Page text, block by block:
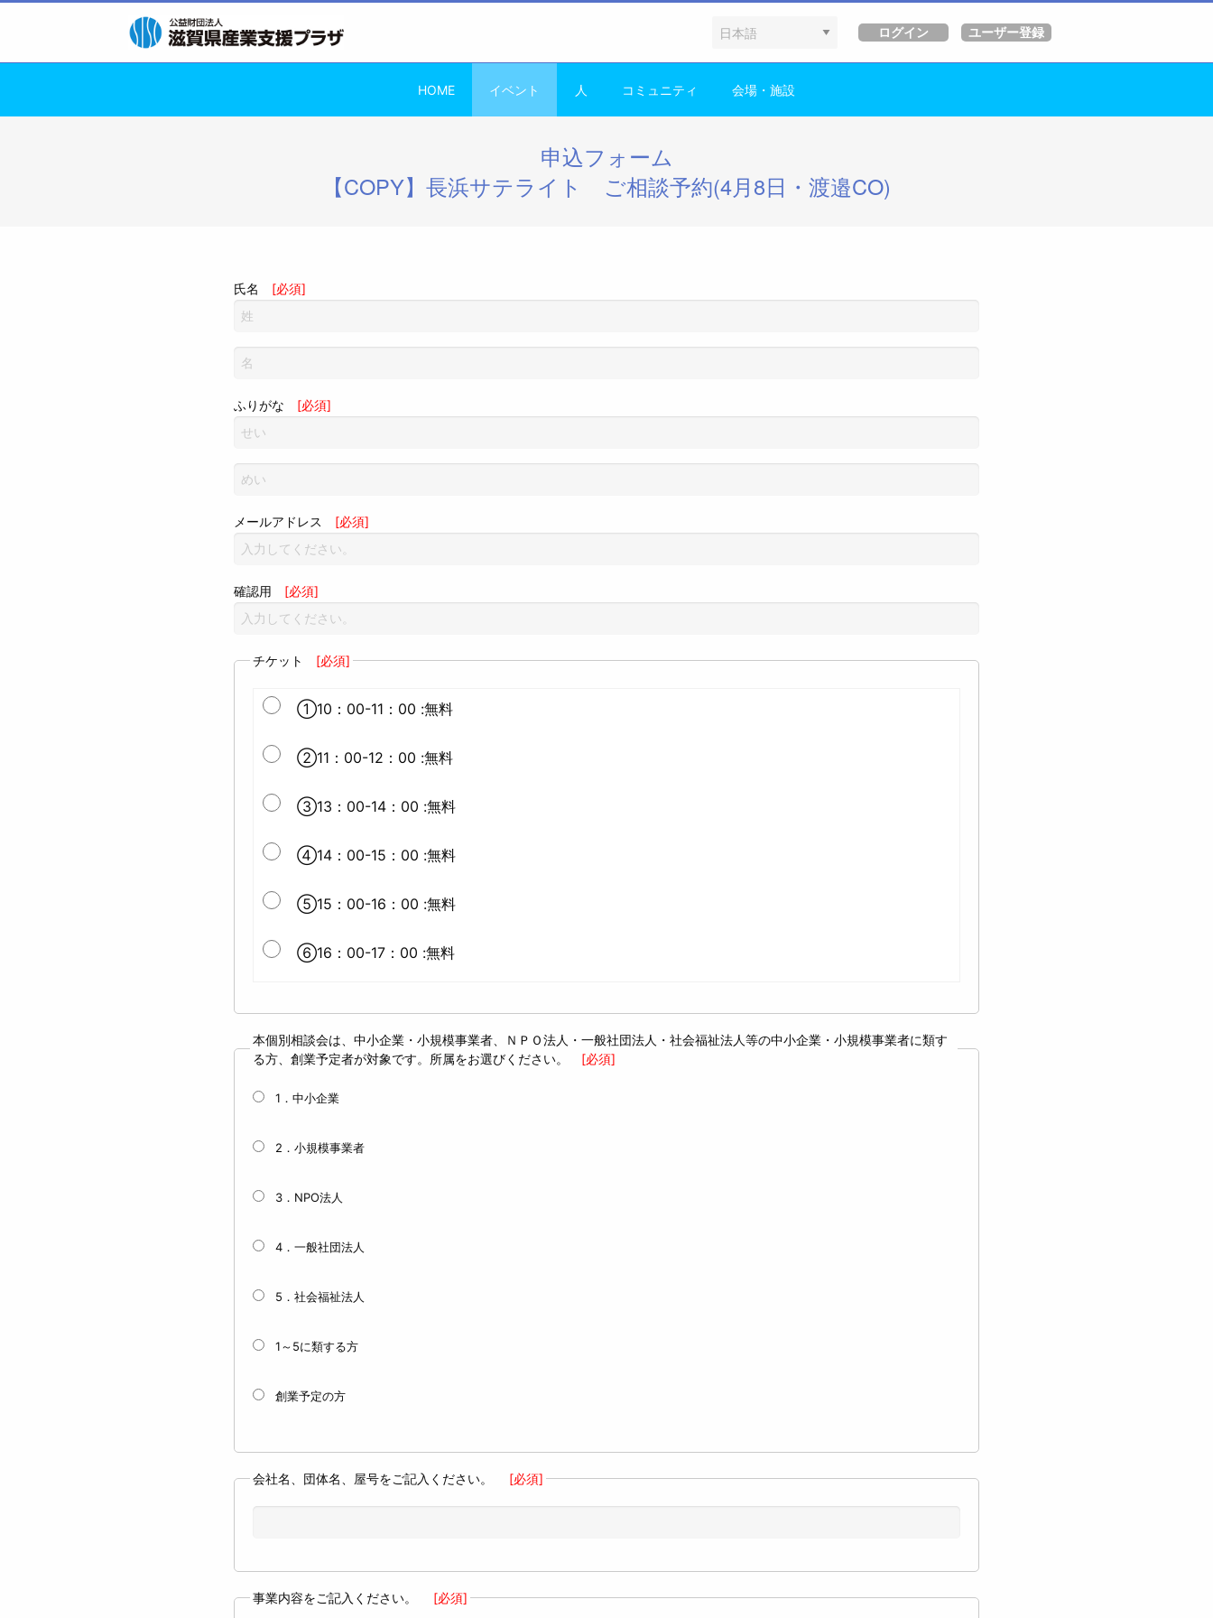
HOME イベント 人 コミュニティ 会場・施設
申込フォーム
【COPY】長浜サテライト ご相談予約(4月8日・渡邉CO)
氏名 [必須]
ふりがな [必須]
メールアドレス [必須]
確認用 [必須]
チケット [必須]
①10：00-11：00 :無料
②11：00-12：00 :無料
③13：00-14：00 :無料
④14：00-15：00 :無料
⑤15：00-16：00 :無料
⑥16：00-17：00 :無料
本個別相談会は、中小企業・小規模事業者、ＮＰＯ法人・一般社団法人・社会福祉法人等の中小企業・小規模事業者に類す
る方、創業予定者が対象です。所属をお選びください。
[必須]
1．中小企業
2．小規模事業者
3．NPO法人
4．一般社団法人
5．社会福祉法人
1～5に類する方
創業予定の方
会社名、団体名、屋号をご記入ください。 [必須]
事業内容をご記入ください。 [必須]